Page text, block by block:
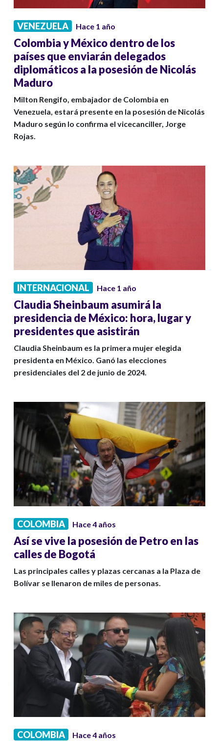
VENEZUELA Hace 1 año
Colombia y México dentro de los
países que enviarán delegados
diplomáticos a la posesión de Nicolás
Maduro
Milton Rengifo, embajador de Colombia en
Venezuela, estará presente en la posesión de Nicolás
Maduro según lo confirma el vicecanciller, Jorge
Rojas.
INTERNACIONAL Hace 1 año
Claudia Sheinbaum asumirá la
presidencia de México: hora, lugar y
presidentes que asistirán
Claudia Sheinbaum es la primera mujer elegida
presidenta en México. Ganó las elecciones
presidenciales del 2 de junio de 2024.
COLOMBIA Hace 4 años
Así se vive la posesión de Petro en las
calles de Bogotá
Las principales calles y plazas cercanas a la Plaza de
Bolívar se llenaron de miles de personas.
COLOMBIA Hace 4 años